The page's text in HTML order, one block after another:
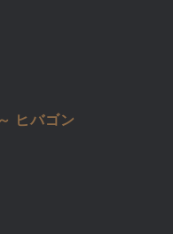
ヒバゴン